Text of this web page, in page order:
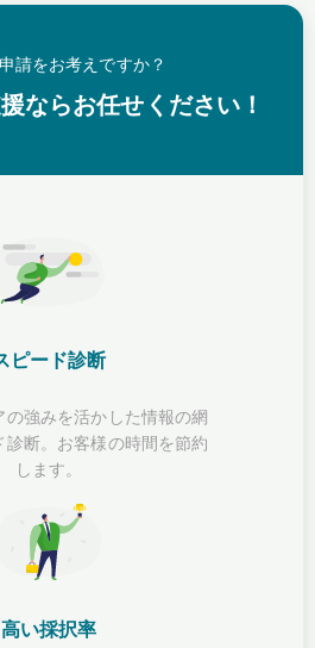
請をお考えですか？
ならお任せください！
ピード診断
の強みを活かした情報の網
診断。お客様の時間を節約
します。
高い採択率